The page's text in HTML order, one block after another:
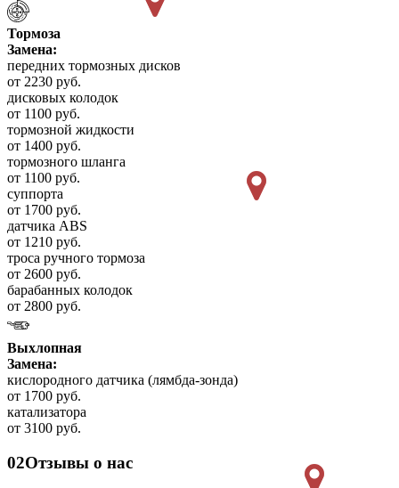
Тормоза
Замена:
передних тормозных дисков
от 2230 руб.
дисковых колодок
от 1100 руб.
тормозной жидкости
от 1400 руб.
тормозного шланга
от 1100 руб.
суппорта
от 1700 руб.
датчика ABS
от 1210 руб.
троса ручного тормоза
от 2600 руб.
барабанных колодок
от 2800 руб.
Выхлопная
Замена:
кислородного датчика (лямбда-зонда)
от 1700 руб.
катализатора
от 3100 руб.
02Отзывы о нас